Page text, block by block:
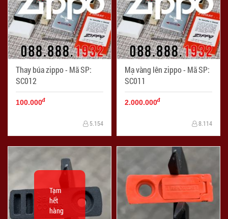
Thay búa zippo - Mã SP:
SC012
100.000đ
5.154
Mạ vàng lên zippo - Mã SP:
SC011
2.000.000đ
8.114
Tạm
hết
hàng